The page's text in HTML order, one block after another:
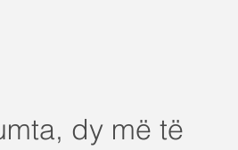
dy më të